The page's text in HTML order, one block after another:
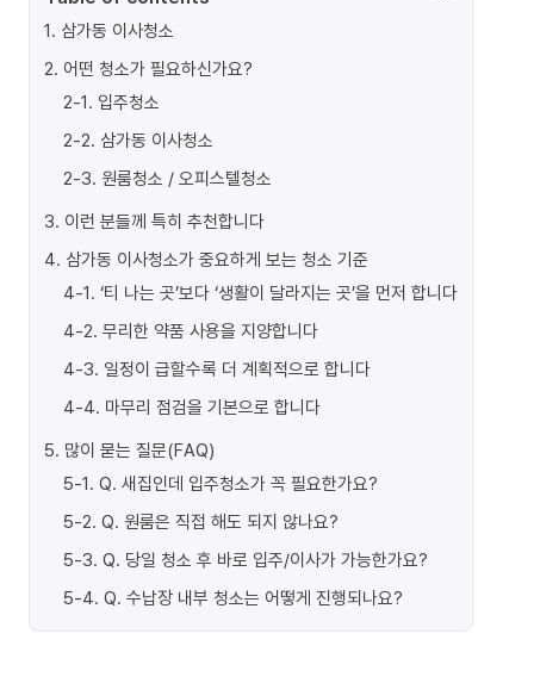
1. 삼가동 이사청소
2. 어떤 청소가 필요하신가요?
2-1. 입주청소
2-2. 삼가동 이사청소
2-3. 원룸청소 / 오피스텔청소
3. 이런 분들께 특히 추천합니다
4. 삼가동 이사청소가 중요하게 보는 청소 기준
4-1. ‘티 나는 곳’보다 ‘생활이 달라지는 곳’을 먼저 합니다
4-2. 무리한 약품 사용을 지양합니다
4-3. 일정이 급할수록 더 계획적으로 합니다
4-4. 마무리 점검을 기본으로 합니다
5. 많이 묻는 질문(FAQ)
5-1. Q. 새집인데 입주청소가 꼭 필요한가요?
5-2. Q. 원룸은 직접 해도 되지 않나요?
5-3. Q. 당일 청소 후 바로 입주/이사가 가능한가요?
5-4. Q. 수납장 내부 청소는 어떻게 진행되나요?